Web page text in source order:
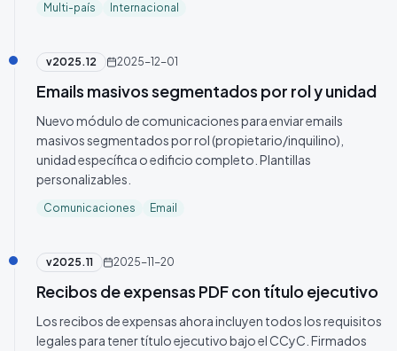
Multi-país Internacional
v2025.12 2025-12-01
Emails masivos segmentados por rol y unidad
Nuevo módulo de comunicaciones para enviar emails
masivos segmentados por rol (propietario/inquilino),
unidad específica o edificio completo. Plantillas
personalizables.
Comunicaciones Email
v2025.11 2025-11-20
Recibos de expensas PDF con título ejecutivo
Los recibos de expensas ahora incluyen todos los requisitos
legales para tener título ejecutivo bajo el CCyC. Firmados